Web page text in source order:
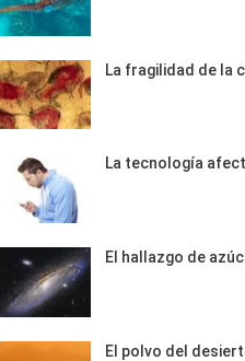
La fragilidad de la
La tecnología
El hallazgo de
El polvo del